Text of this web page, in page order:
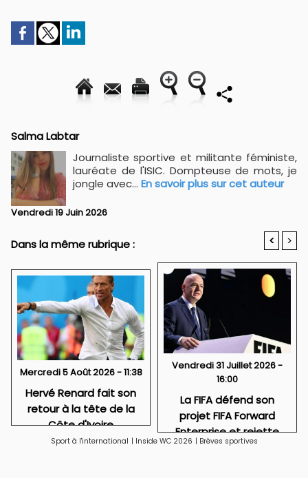
Salma Labtar
Journaliste sportive et militante féministe,
lauréate de l'ISIC. Dompteuse de mots, je
jongle avec... En savoir plus sur cet auteur
Vendredi 19 Juin 2026
Dans la même rubrique : < >
Mercredi 5 Août 2026 - 11:38
Hervé Renard fait son
retour à la tête de la
Côte d'Ivoire
Vendredi 31 Juillet 2026 -
16:00
La FIFA défend son
projet FIFA Forward
Enterprise et rejette
toute idée de
Sport à l'international | Inside WC 2026 | Brèves sportives